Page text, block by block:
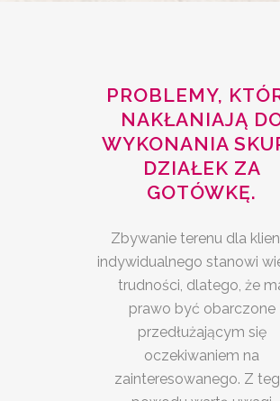
PROBLEMY,
NAKŁANIAJĄ
WYKONANIA
DZIAŁEK ZA
GOTÓWKĘ.
Zbywanie terenu dla
indywidualnego stanowi
trudności, dlatego, że
prawo być obarczone
przedłużającym się
oczekiwaniem na
zainteresowanego. Z